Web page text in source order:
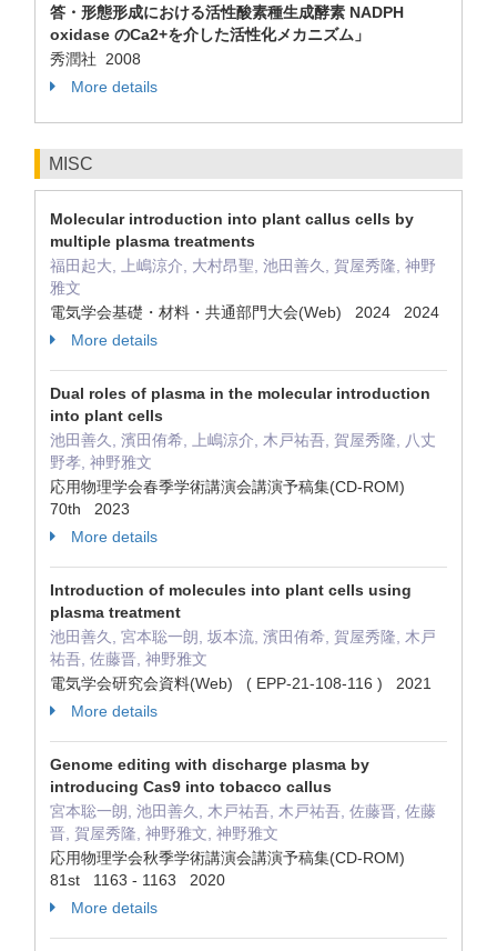
答・形態形成における活性酸素種生成酵素 NADPH
oxidase のCa2+を介した活性化メカニズム」
秀潤社 2008
More details
MISC
Molecular introduction into plant callus cells by
multiple plasma treatments
福田起大, 上嶋涼介, 大村昂聖, 池田善久, 賀屋秀隆, 神野
雅文
電気学会基礎・材料・共通部門大会(Web) 2024 2024
More details
Dual roles of plasma in the molecular introduction
into plant cells
池田善久, 濱田侑希, 上嶋涼介, 木戸祐吾, 賀屋秀隆, 八丈
野孝, 神野雅文
応用物理学会春季学術講演会講演予稿集(CD-ROM)
70th 2023
More details
Introduction of molecules into plant cells using
plasma treatment
池田善久, 宮本聡一朗, 坂本流, 濱田侑希, 賀屋秀隆, 木戸
祐吾, 佐藤晋, 神野雅文
電気学会研究会資料(Web) ( EPP-21-108-116 ) 2021
More details
Genome editing with discharge plasma by
introducing Cas9 into tobacco callus
宮本聡一朗, 池田善久, 木戸祐吾, 木戸祐吾, 佐藤晋, 佐藤
晋, 賀屋秀隆, 神野雅文, 神野雅文
応用物理学会秋季学術講演会講演予稿集(CD-ROM)
81st 1163 - 1163 2020
More details